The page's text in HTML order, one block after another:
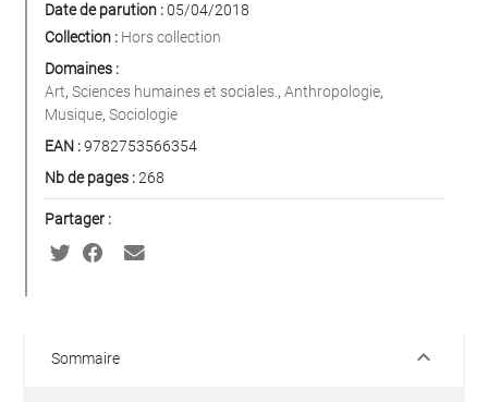
Date de parution :05/04/2018
Collection : Hors collection
Domaines :
Art, Sciences humaines et sociales., Anthropologie,
Musique, Sociologie
EAN :9782753566354
Nb de pages :268
Partager :
Sommaire keyboard_arrow_down